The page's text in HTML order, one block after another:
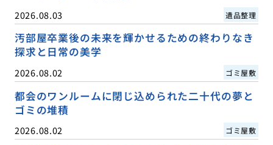
2026.08.03 遺品整理
汚部屋卒業後の未来を輝かせるための終わりなき
探求と日常の美学
2026.08.02 ゴミ屋敷
都会のワンルームに閉じ込められた二十代の夢と
ゴミの堆積
2026.08.02 ゴミ屋敷